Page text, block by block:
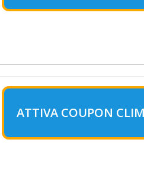
ATTIVA COUPON